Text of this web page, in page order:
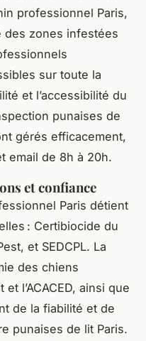
professionnel Paris,
des zones infestées
sur toute la
et l’accessibilité du
punaises de
gérés efficacement,
email de 8h à 20h.
et confiance
Paris détient
: Certibiocide du
et SEDCPL. La
des chiens
l’ACACED, ainsi que
de la fiabilité et de
punaises de lit Paris.